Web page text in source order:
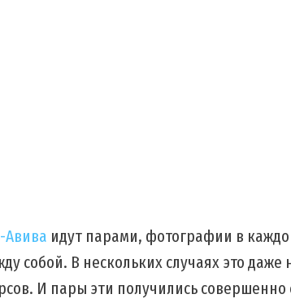
Авива идут парами, фотографии в
собой. В нескольких случаях это даже
И пары эти получились